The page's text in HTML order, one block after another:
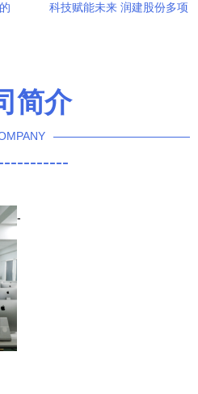
科技赋能未来 润建股份多项
简介
-